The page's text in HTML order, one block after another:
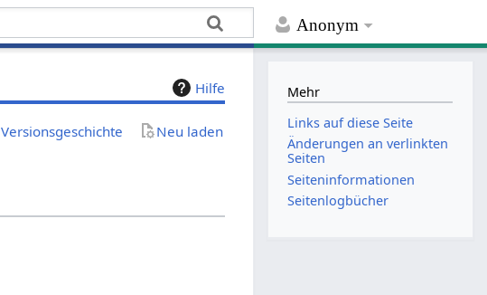
Anonym
Hilfe
Versionsgeschichte Neu laden
Mehr
Links auf diese Seite
Änderungen an verlinkten
Seiten
Seiten­­informationen
Seitenlogbücher